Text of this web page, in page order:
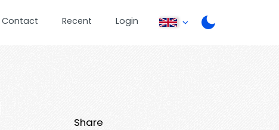
Contact Recent Login
Share